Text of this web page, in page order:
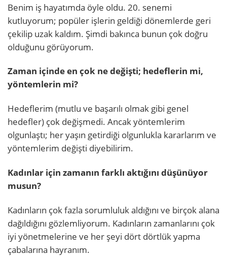
Benim iş hayatımda öyle oldu. 20. senemi
kutluyorum; popüler işlerin geldiği dönemlerde geri
çekilip uzak kaldım. Şimdi bakınca bunun çok doğru
olduğunu görüyorum.
Zaman içinde en çok ne değişti; hedeflerin mi,
yöntemlerin mi?
Hedeflerim (mutlu ve başarılı olmak gibi genel
hedefler) çok değişmedi. Ancak yöntemlerim
olgunlaştı; her yaşın getirdiği olgunlukla kararlarım ve
yöntemlerim değişti diyebilirim.
Kadınlar için zamanın farklı aktığını düşünüyor
musun?
Kadınların çok fazla sorumluluk aldığını ve birçok alana
dağıldığını gözlemliyorum. Kadınların zamanlarını çok
iyi yönetmelerine ve her şeyi dört dörtlük yapma
çabalarına hayranım.